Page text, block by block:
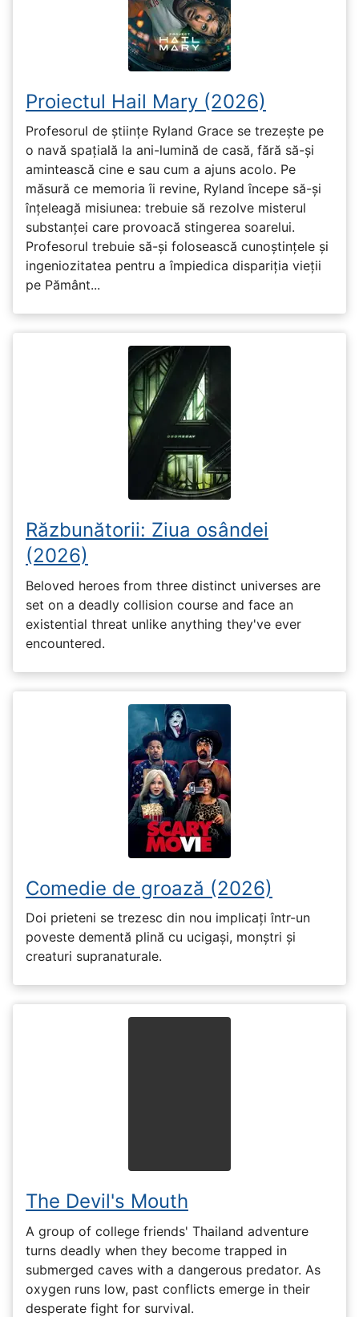
Proiectul Hail Mary (2026)
Profesorul de științe Ryland Grace se trezește pe
o navă spațială la ani-lumină de casă, fără să-și
amintească cine e sau cum a ajuns acolo. Pe
măsură ce memoria îi revine, Ryland începe să-și
înțeleagă misiunea: trebuie să rezolve misterul
substanței care provoacă stingerea soarelui.
Profesorul trebuie să-și folosească cunoștințele și
ingeniozitatea pentru a împiedica dispariția vieții
pe Pământ...
Răzbunătorii: Ziua osândei
(2026)
Beloved heroes from three distinct universes are
set on a deadly collision course and face an
existential threat unlike anything they've ever
encountered.
Comedie de groază (2026)
Doi prieteni se trezesc din nou implicați într-un
poveste dementă plină cu ucigași, monștri și
creaturi supranaturale.
The Devil's Mouth
A group of college friends' Thailand adventure
turns deadly when they become trapped in
submerged caves with a dangerous predator. As
oxygen runs low, past conflicts emerge in their
desperate fight for survival.